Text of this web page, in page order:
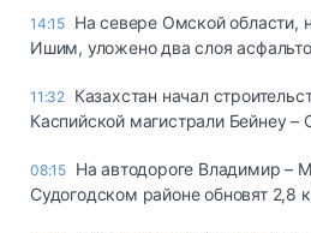
14:15 На севере Омской области,
Ишим, уложено два слоя
11:32 Казахстан начал
Каспийской магистрали Бейнеу –
08:15 На автодороге Владимир –
Судогодском районе обновят 2,8